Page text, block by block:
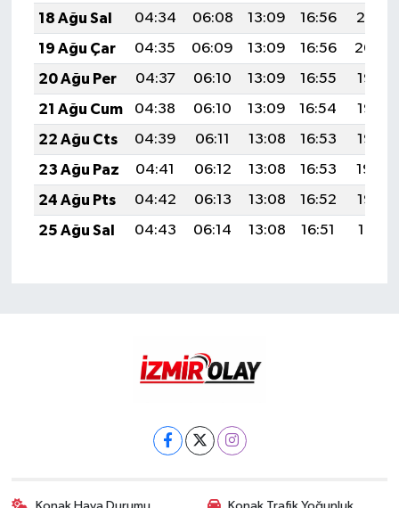
18 Ağu Sal
04:34 06:08 13:09 16:56
20:01
19 Ağu Çar
04:35 06:09 13:09 16:56
20:00
20 Ağu Per
04:37 06:10 13:09 16:55
19:58
21 Ağu Cum
04:38 06:10 13:09 16:54
19:57
22 Ağu Cts
04:39 06:11 13:08 16:53
19:56
23 Ağu Paz
04:41 06:12 13:08 16:53
19:54
24 Ağu Pts
04:42 06:13 13:08 16:52
19:53
25 Ağu Sal
04:43 06:14 13:08 16:51 19:51